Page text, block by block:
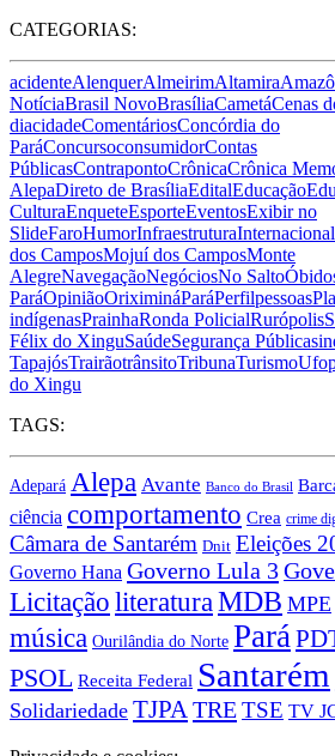
CATEGORIAS:
acidenteAlenquerAlmeirimAltamira
NotíciaBrasil NovoBrasíliaCametáCenas
diacidadeComentáriosConcórdia do
ParáConcursoconsumidorContas
PúblicasContrapontoCrônicaCrônica
AlepaDireto de BrasíliaEditalEducação
CulturaEnqueteEsporteEventosExibir no
SlideFaroHumorInfraestruturaInternacional
dos CamposMojuí dos CamposMonte
AlegreNavegaçãoNegóciosNo Salto
ParáOpiniãoOriximináParáPerfilpessoas
indígenasPrainhaRonda PolicialRurópolis
Félix do XinguSaúdeSegurança Pública
TapajósTrairãotrânsitoTribunaTurismo
do Xingu
TAGS:
Adepará Alepa Avante Banco do Brasil
ciência comportamento Crea crime
Câmara de Santarém Dnit Eleições
Governo Hana Governo Lula 3
Licitação literatura MDB MPE
música Ourilândia do Norte Pará
PSOL Receita Federal Santarém
Solidariedade TJPATRETSE TV